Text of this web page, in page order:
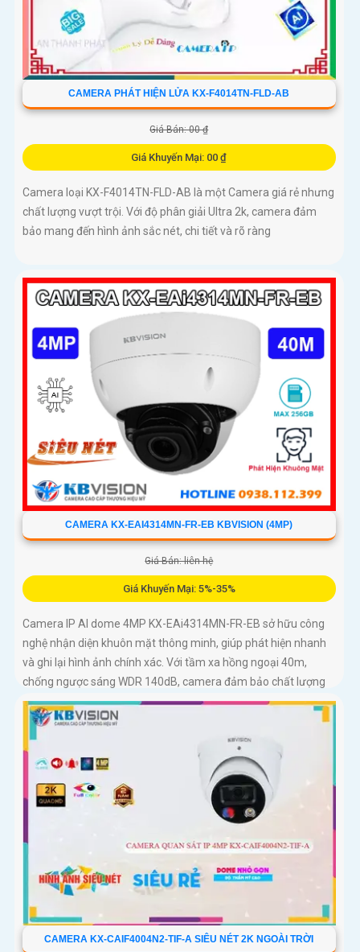
CAMERA PHÁT HIỆN LỬA KX-F4014TN-FLD-AB
Giá Bán: 00 ₫
Giá Khuyến Mại: 00 ₫
Camera loại KX-F4014TN-FLD-AB là một Camera giá rẻ nhưng
chất lượng vượt trội. Với độ phân giải Ultra 2k, camera đảm
bảo mang đến hình ảnh sắc nét, chi tiết và rõ ràng
CAMERA KX-EAI4314MN-FR-EB KBVISION (4MP)
Giá Bán: liên hệ
Giá Khuyến Mại: 5%-35%
Camera IP AI dome 4MP KX-EAi4314MN-FR-EB sở hữu công
nghệ nhận diện khuôn mặt thông minh, giúp phát hiện nhanh
và ghi lại hình ảnh chính xác. Với tầm xa hồng ngoại 40m,
chống ngược sáng WDR 140dB, camera đảm bảo chất lượng
hình ảnh vượt trội trong mọi điều kiện
CAMERA KX-CAIF4004N2-TIF-A SIÊU NÉT 2K NGOÀI TRỜI